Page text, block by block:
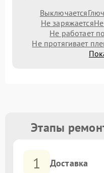
Выключается
Не заряжается
Не работает
Не протягивает
Этапы
1 Доставка